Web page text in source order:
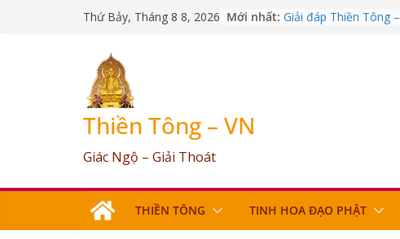
Thứ Bảy, Tháng 8 8, 2026 Mới nhất: Giải đáp Thiền Tông
Thiền Tông – VN
Giác Ngộ – Giải Thoát
THIỀN TÔNG TINH HOA ĐẠO PHẬT